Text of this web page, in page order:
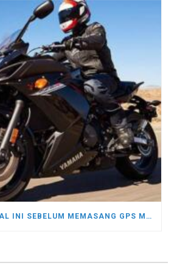
PERHATIKAN 5 HAL INI SEBELUM MEMASANG GPS MOTOR